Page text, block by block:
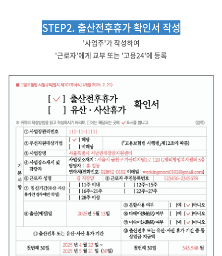
STEP2. 출산전후휴가 확인서 작성
'사업주'가 작성하여
'근로자'에게 교부 또는 '고용24'에 등록